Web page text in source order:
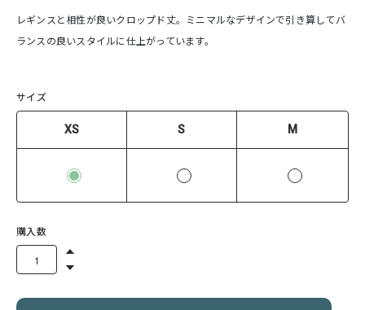
レギンスと相性が良いクロップド丈。ミニマルなデザインで引き算してバ
ランスの良いスタイルに仕上がっています。
サイズ
XS S M
購入数